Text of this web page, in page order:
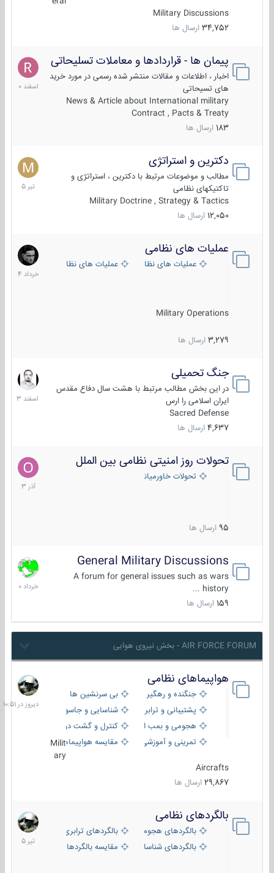
Military Discussions
34,752 ارسال ها
پیمان ها - قراردادها و معاملات تسلیحاتی
اخبار ، اطلاعات و مقالات منتشر شده رسمی در مورد خرید
های تسیحاتی
News & Article about International military
Contract , Pacts & Treaty
183 ارسال ها
7
اسفند
1400
دکترین و استراتژی
مطالب و موضوعات مرتبط با دکترین ، استراتژی و
تاکتیکهای نظامی
Military Doctrine , Strategy & Tactics
12,050 ارسال ها
27
تیر
1405
عملیات های نظامی
عملیات های نظامی ایرانعملیات های نظامی خارجی
Military Operations
3,279 ارسال ها
5
خرداد
1404
جنگ تحمیلی
در این بخش مطالب مرتبط با هشت سال دفاع مقدس
ایران اسلامی را ارس
Sacred Defense
4,637 ارسال ها
20
اسفند
1403
تحولات روز امنیتی نظامی بین الملل
تحولات خاورمیانه
95 ارسال ها
21
آذر
1403
General Military Discussions
A forum for general issues such as wars
history ...
159 ارسال ها
10
خرداد
1400
AIR FORCE FORUM - بخش نیروی هوایی
هواپیماهای نظامی
جنگنده و رهگیر
بی سرنشین ها
پشتیبانی و ترابری
شناسایی و جاسوسی
هجومی و بمب افکن
کنترل و گشت دریایی
تمرینی و آموزشی
مقایسه هواپیماهاMilit
ary
Aircrafts
29,867 ارسال ها
دیروز
در
10:51
بالگردهای نظامی
بالگردهای هجومی
بالگردهای ترابری
بالگردهای شناسایی
مقایسه بالگردها
22
تیر
1405